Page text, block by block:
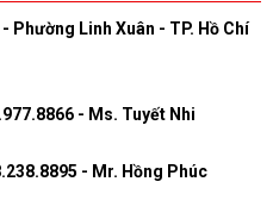
Phường Linh Xuân - TP. Hồ Chí
- Ms. Tuyết Nhi
- Mr. Hồng Phúc